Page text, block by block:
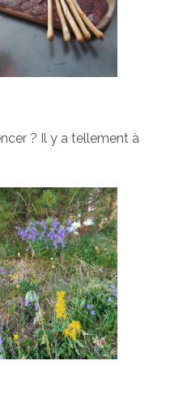
? Il y a tellement à